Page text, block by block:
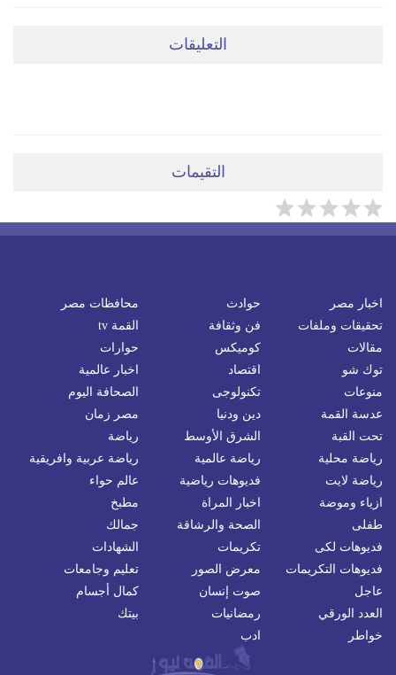
التعليقات
التقيمات
اخبار مصر حوادث
محافظات مصر
تحقيقات وملفات
فن وثقافة
القمة tv
مقالات
كوميكس
حوارات
توك شو
اقتصاد
اخبار عالمية
منوعات
تكنولوجى
الصحافة اليوم
عدسة القمة
دين ودنيا
مصر زمان
تحت القبة
الشرق الأوسط
رياضة
رياضة محلية
رياضة عالمية
رياضة عربية وافريقية
رياضة لايت
فديوهات رياضية
عالم حواء
ازياء وموضة
اخبار المراة
مطبخ
طفلى
الصحة والرشاقة
جمالك
فديوهات لكى
تكريمات
الشهادات
فديوهات التكريمات
معرض الصور
تعليم وجامعات
عاجل
صوت إنسان
كمال أجسام
العدد الورقي
رمضانيات
بيتك
خواطر
ادب